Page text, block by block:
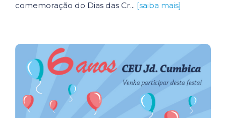
comemoração do Dias das Cr... [saiba mais]